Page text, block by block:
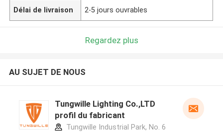
Délai de livraison 2-5 jours ouvrables
Regardez plus
AU SUJET DE NOUS
Tungwille Lighting Co.,LTD
profil du fabricant
Tungwille Industrial Park, No. 6